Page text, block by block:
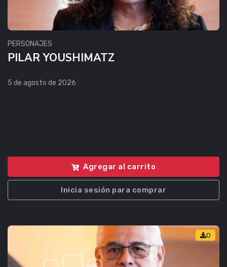
PERSONAJES
PILAR YOUSHIMATZ
5 de agosto de 2026
Agregar al carrito
Inicia sesión para comprar
0